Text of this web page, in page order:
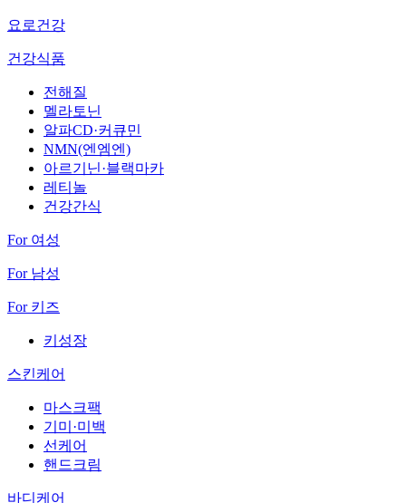
요로건강
건강식품
전해질
멜라토닌
알파CD·커큐민
NMN(엔엠엔)
아르기닌·블랙마카
레티놀
건강간식
For 여성
For 남성
For 키즈
키성장
스킨케어
마스크팩
기미·미백
선케어
핸드크림
바디케어